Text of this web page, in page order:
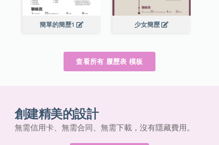
簡單的簡歷1 少女簡歷
查看所有 履歷表 模板
創建精美的設計
無需信用卡、無需合同、無需下載，沒有隱藏費用。